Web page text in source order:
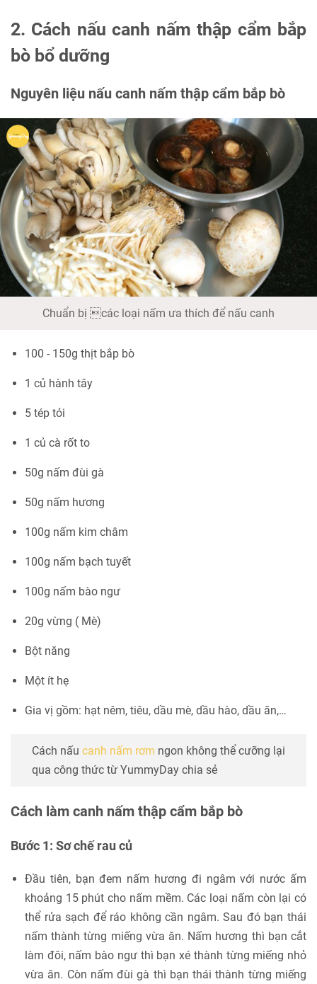
2. Cách nấu canh nấm thập cẩm bắp
bò bổ dưỡng
Nguyên liệu nấu canh nấm thập cẩm bắp bò
Chuẩn bị các loại nấm ưa thích để nấu canh
100 - 150g thịt bắp bò
1 củ hành tây
5 tép tỏi
1 củ cà rốt to
50g nấm đùi gà
50g nấm hương
100g nấm kim châm
100g nấm bạch tuyết
100g nấm bào ngư
20g vừng ( Mè)
Bột năng
Một ít hẹ
Gia vị gồm: hạt nêm, tiêu, dầu mè, dầu hào, dầu ăn,…
Cách nấu canh nấm rơm ngon không thể cưỡng lại
qua công thức từ YummyDay chia sẻ
Cách làm canh nấm thập cẩm bắp bò
Bước 1: Sơ chế rau củ
Đầu tiên, bạn đem nấm hương đi ngâm với nước ấm
khoảng 15 phút cho nấm mềm. Các loại nấm còn lại có
thể rửa sạch để ráo không cần ngâm. Sau đó bạn thái
nấm thành từng miếng vừa ăn. Nấm hương thì bạn cắt
làm đôi, nấm bào ngư thì bạn xé thành từng miếng nhỏ
vừa ăn. Còn nấm đùi gà thì bạn thái thành từng miếng